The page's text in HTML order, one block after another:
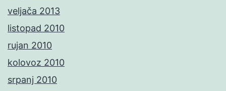
veljača 2013
listopad 2010
rujan 2010
kolovoz 2010
srpanj 2010